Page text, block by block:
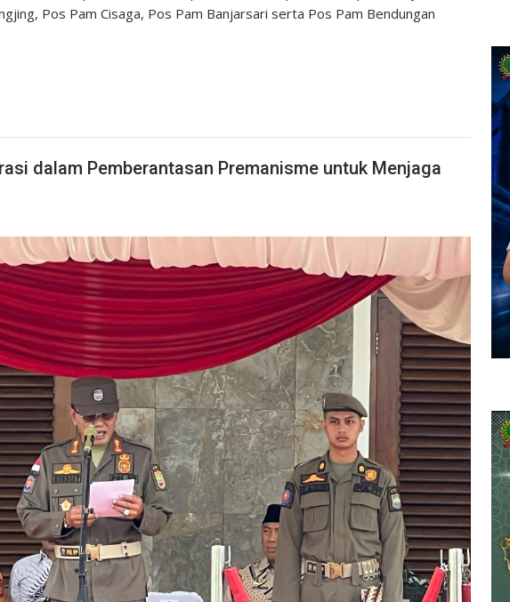
Pos Pam Cisaga, Pos Pam Banjarsari serta Pos Pam Bendungan
dalam Pemberantasan Premanisme untuk Menjaga